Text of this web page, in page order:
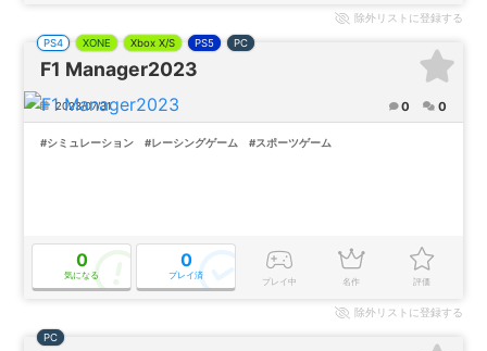
除外リストに登録する
F1 Manager2023
PS4 XONE Xbox X/S PS5 PC
2023/07/31 0 0
#シミュレーション #レーシングゲーム #スポーツゲーム
0
気になる
0
プレイ済
プレイ中 名作 評価
除外リストに登録する
PC